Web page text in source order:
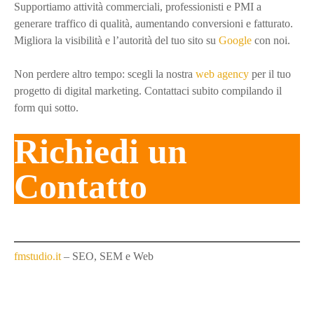
n
e
t
r
a
i
p
s
Supportiamo attività commerciali, professionisti e PMI a
generare traffico di qualità, aumentando conversioni e fatturato.
Migliora la visibilità e l’autorità del tuo sito su Google con noi.
Non perdere altro tempo: scegli la nostra web agency per il tuo
progetto di digital marketing. Contattaci subito compilando il
form qui sotto.
Richiedi un
Contatto
fmstudio.it– SEO, SEM e Web